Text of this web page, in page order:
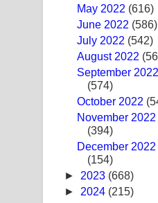
Awanken
Pa Sina
Akahe
Raawaya
Saddeta
May 2022 (616)
June 2022 (586)
July 2022 (542)
August 2022
September 2022
(574)
October 2022
November 2022
(394)
December 2022
(154)
► 2023 (668)
► 2024 (215)